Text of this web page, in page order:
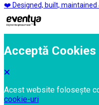
❤️ Designed, built, maintained
Acceptă Cookies
Acest website folosește
cookie-uri